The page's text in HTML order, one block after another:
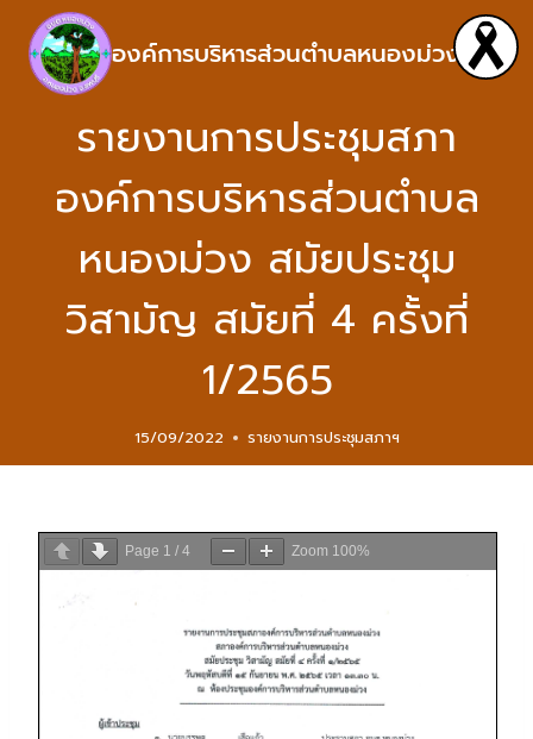
องค์การบริหารส่วนตำบลหนองม่วง
รายงานการประชุมสภา
องค์การบริหารส่วนตำบล
หนองม่วง สมัยประชุม
วิสามัญ สมัยที่ 4 ครั้งที่
1/2565
15/09/2022 รายงานการประชุมสภาฯ
Page 1 / 4 Zoom 100%